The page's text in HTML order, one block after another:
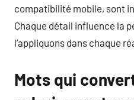
compatibilité mobile, sont
Chaque détail influence la
l’appliquons dans chaque
Mots qui